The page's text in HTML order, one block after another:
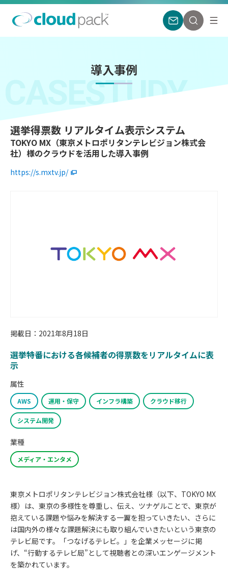
導入事例
CASESTUDY
選挙得票数 リアルタイム表示システム
TOKYO MX（東京メトロポリタンテレビジョン株式会
社）様のクラウドを活用した導入事例
https://s.mxtv.jp/
掲載日：2021年8月18日
選挙特番における各候補者の得票数をリアルタイムに表
示
属性
AWS 運用・保守 インフラ構築 クラウド移行
システム開発
業種
メディア・エンタメ
東京メトロポリタンテレビジョン株式会社様（以下、TOKYO MX
様）は、東京の多様性を尊重し、伝え、ツナゲルことで、東京が
抱えている課題や悩みを解決する一翼を担っていきたい、さらに
は国内外の様々な課題解決にも取り組んでいきたいという東京の
テレビ局です。「つなげるテレビ。」を企業メッセージに掲
げ、“行動するテレビ局”として視聴者との深いエンゲージメント
を築かれています。